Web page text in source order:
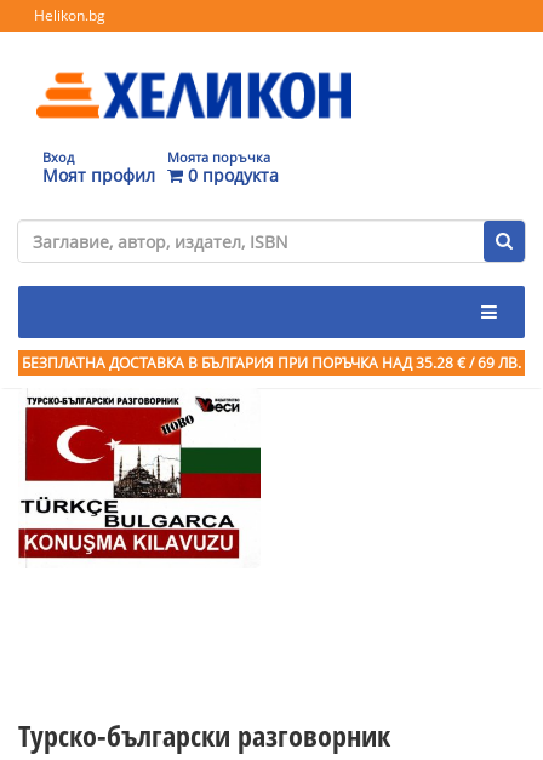
Helikon.bg
Вход
Моят профил
Моята поръчка
0 продукта
БЕЗПЛАТНА ДОСТАВКА В БЪЛГАРИЯ ПРИ ПОРЪЧКА НАД 35.28 € / 69 ЛВ.
Турско-български разговорник